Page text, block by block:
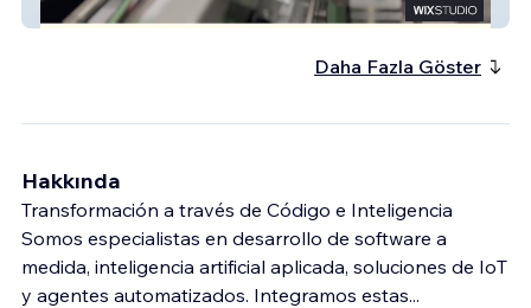
Arquetafolding
Daha Fazla Göster
Hakkında
Transformación a través de Código e Inteligencia
Somos especialistas en desarrollo de software a
medida, inteligencia artificial aplicada, soluciones de IoT
y agentes automatizados. Integramos estas...